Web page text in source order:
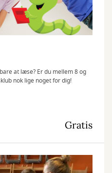
at læse? Er du mellem 8 og
nok lige noget for dig!
Gratis